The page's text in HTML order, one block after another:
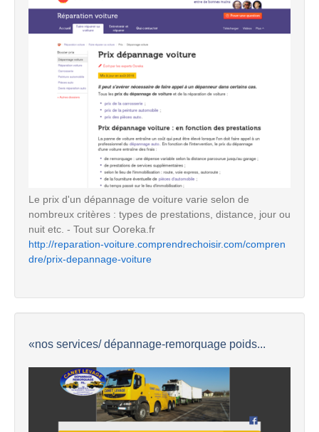
Le prix d'un dépannage de voiture varie selon de
nombreux critères : types de prestations, distance, jour ou
nuit etc. - Tout sur Ooreka.fr
http://reparation-voiture.comprendrechoisir.com/compren
dre/prix-depannage-voiture
«nos services/ dépannage-remorquage poids...